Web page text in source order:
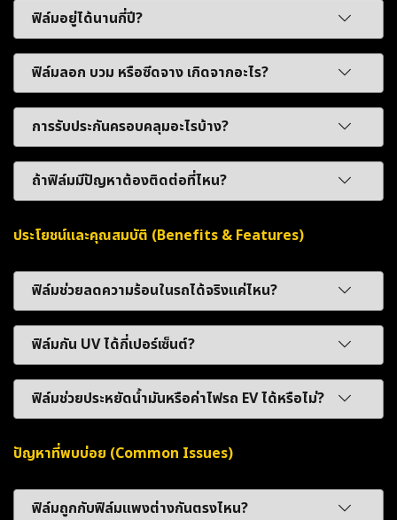
ฟิล์มอยู่ได้นานกี่ปี?
ฟิล์มลอก บวม หรือซีดจาง เกิดจากอะไร?
การรับประกันครอบคลุมอะไรบ้าง?
ถ้าฟิล์มมีปัญหาต้องติดต่อที่ไหน?
ประโยชน์และคุณสมบัติ (Benefits & Features)
ฟิล์มช่วยลดความร้อนในรถได้จริงแค่ไหน?
ฟิล์มกัน UV ได้กี่เปอร์เซ็นต์?
ฟิล์มช่วยประหยัดน้ำมันหรือค่าไฟรถ EV ได้หรือไม่?
ปัญหาที่พบบ่อย (Common Issues)
ฟิล์มถูกกับฟิล์มแพงต่างกันตรงไหน?